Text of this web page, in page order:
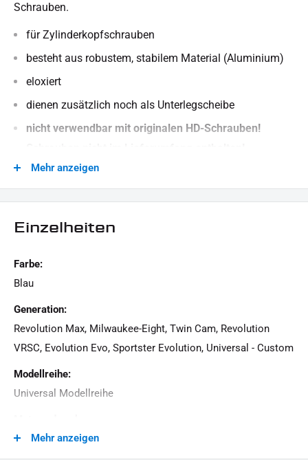
Schrauben.
für Zylinderkopfschrauben
besteht aus robustem, stabilem Material (Aluminium)
eloxiert
dienen zusätzlich noch als Unterlegscheibe
nicht verwendbar mit originalen HD-Schrauben!
LIEFERUMFANG:
10x Kopfhülsen (Blau)
Dieses Angebot kann Beispielbilder enthalten, deren Inhalt über den Lieferumfang hinausgeht.
Mehr anzeigen
Einzelheiten
Farbe:
Blau
Generation:
Revolution Max, Milwaukee-Eight, Twin Cam, Revolution
VRSC, Evolution Evo, Sportster Evolution, Universal - Custom
Modellreihe:
Universal Modellreihe
Universal Marke
Mehr anzeigen